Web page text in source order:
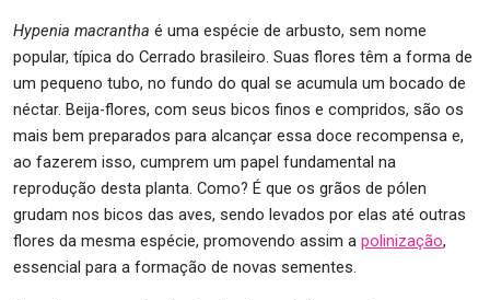
Hypenia macrantha é uma espécie de arbusto, sem nome
popular, típica do Cerrado brasileiro. Suas flores têm a forma de
um pequeno tubo, no fundo do qual se acumula um bocado de
néctar. Beija-flores, com seus bicos finos e compridos, são os
mais bem preparados para alcançar essa doce recompensa e,
ao fazerem isso, cumprem um papel fundamental na
reprodução desta planta. Como? É que os grãos de pólen
grudam nos bicos das aves, sendo levados por elas até outras
flores da mesma espécie, promovendo assim a polinização,
essencial para a formação de novas sementes.